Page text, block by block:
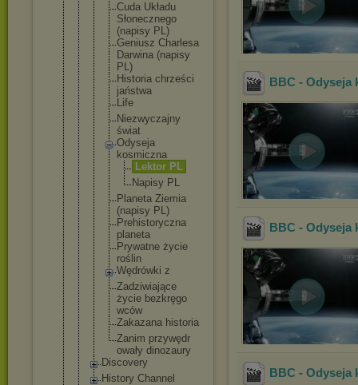
Cuda Układu
Słonecznego
(napisy PL)
Geniusz Charlesa
Darwina (napisy
PL)
Historia chrześci
jaństwa
Life
Niezwyczajny
świat
Odyseja
kosmiczna
Lektor PL
Napisy PL
Planeta Ziemia
(napisy PL)
Prehistoryczna
planeta
Prywatne życie
roślin
Wędrówki z
Zadziwiające
życie bezkręgo
wców
Zakazana historia
Zanim przywędr
owały dinozaury
Discovery
History Channel
BBC - Odyseja
BBC - Odyseja
BBC - Odyseja